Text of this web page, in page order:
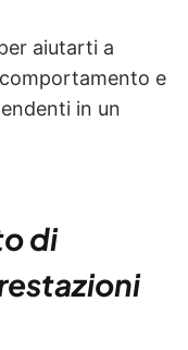
aiutarti a
e
in un
di